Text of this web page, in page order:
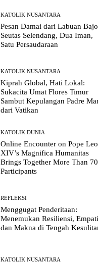
KATOLIK NUSANTARA
Pesan Damai dari Labuan
Seutas Selendang, Dua Iman,
Satu Persaudaraan
KATOLIK NUSANTARA
Kiprah Global, Hati Lokal:
Sukacita Umat Flores Timur
Sambut Kepulangan Padre
dari Vatikan
KATOLIK DUNIA
Online Encounter on Pope Leo
XIV’s Magnifica Humanitas
Brings Together More Than
Participants
REFLEKSI
Menggugat Penderitaan:
Menemukan Resiliensi,
dan Makna di Tengah
KATOLIK NUSANTARA